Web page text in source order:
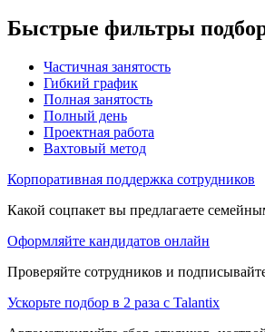
Быстрые фильтры
Частичная занятость
Гибкий график
Полная занятость
Полный день
Проектная работа
Вахтовый метод
Корпоративная поддержка сотрудников
Какой соцпакет вы предлагаете
Оформляйте кандидатов онлайн
Проверяйте сотрудников и
Ускорьте подбор в 2 раза с Talantix